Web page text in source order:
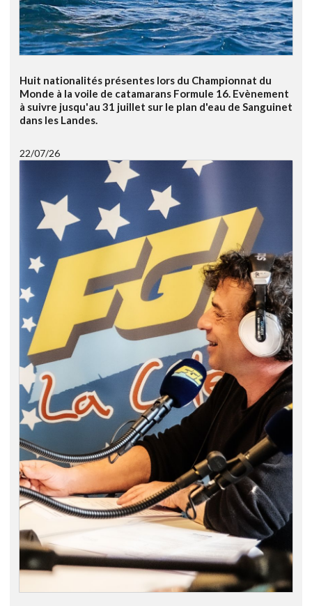
Huit nationalités présentes lors du Championnat du
Monde à la voile de catamarans Formule 16. Evènement
à suivre jusqu'au 31 juillet sur le plan d'eau de Sanguinet
dans les Landes.
22/07/26